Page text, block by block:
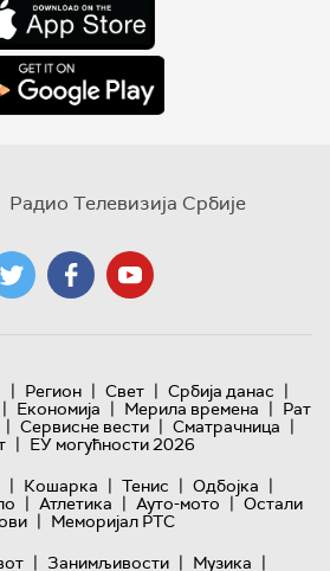
Радио Телевизија Србије
| Регион | Свет | Србија данас |
| Економија | Мерила времена | Рат
| Сервисне вести | Сматрачница |
| ЕУ могућности 2026
| Кошарка | Тенис | Одбојка |
| Атлетика | Ауто-мото | Остали
| Меморијал РТС
| Занимљивости | Музика |